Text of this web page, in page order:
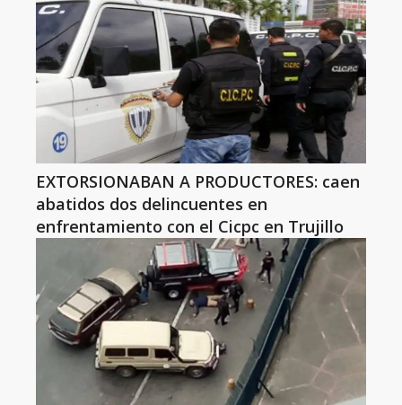
EXTORSIONABAN A PRODUCTORES: caen
abatidos dos delincuentes en
enfrentamiento con el Cicpc en Trujillo